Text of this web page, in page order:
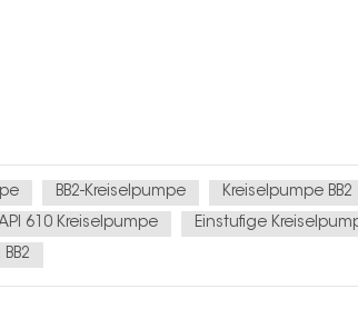
BB2-Kreiselpumpe Kreiselpumpe BB2
API 610 Kreiselpumpe
Einstufige